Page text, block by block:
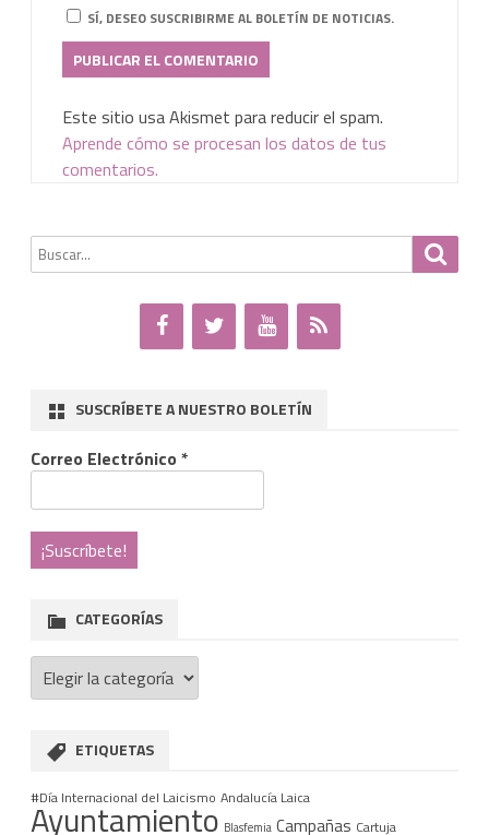
SÍ, DESEO SUSCRIBIRME AL BOLETÍN DE NOTICIAS.
Este sitio usa Akismet para reducir el spam.
Aprende cómo se procesan los datos de tus
comentarios.
Buscar
por:
SUSCRÍBETE A NUESTRO BOLETÍN
Correo Electrónico *
CATEGORÍAS
Categorías
ETIQUETAS
#Día Internacional del Laicismo Andalucía Laica
Ayuntamiento Blasfemia Campañas Cartuja